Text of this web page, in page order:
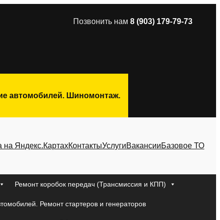
Позвонить нам 8 (903) 179-79-73
автомобилей. Шиномонтаж.
на Яндекс.КартахКонтактыУслугиВакансииБазовое ТО
Ремонт коробок передач (Трансмиссия и КПП)
Ремонт стартеров и генераторов